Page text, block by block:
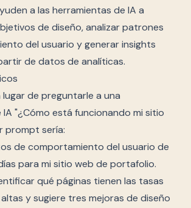
a las herramientas de IA a
de diseño, analizar patrones
del usuario y generar insights
de datos de analíticas.
lugar de preguntarle a una
"¿Cómo está funcionando mi sitio
prompt sería:
de comportamiento del usuario de
para mi sitio web de portafolio.
qué páginas tienen las tasas
y sugiere tres mejoras de diseño